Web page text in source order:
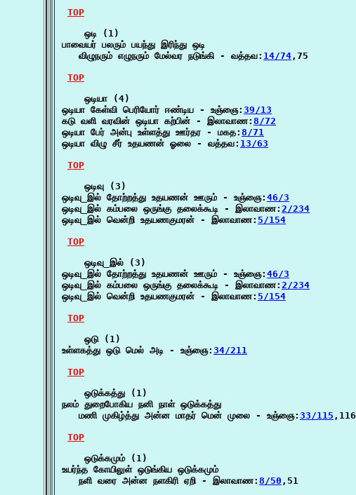
TOP
    ஒடி (1)
பாவையர் பலரும் பயந்து இரிந்து ஒடி
   விழுநரும் எழுநரும் மேல்வர நடுங்கி - வத்தவ:
14/74,75
TOP
    ஒடியா (4)
ஒடியா கேள்வி பெரியோர் ஈண்டிய - உஞ்ஞை: 39/13
கடு வளி வரவின் ஒடியா கற்பின் - இலாவாண: 8/72
ஒடியா பேர் அன்பு உள்ளத்து ஊர்தர - மகத: 8/71
ஒடியா விழு சீர் உதயணன் ஓலை - வத்தவ: 13/63
TOP
    ஒடிவு (3)
ஒடிவு_இல் தோற்றத்து உதயணன் ஊரும் - உஞ்ஞை: 46/3
ஒடிவு_இல் கம்பலை ஒருங்கு தலைக்கூடி - இலாவாண: 2/234
ஒடிவு_இல் வென்றி உதயணகுமரன் - இலாவாண: 5/154
TOP
    ஒடிவு_இல் (3)
ஒடிவு_இல் தோற்றத்து உதயணன் ஊரும் - உஞ்ஞை: 46/3
ஒடிவு_இல் கம்பலை ஒருங்கு தலைக்கூடி - இலாவாண: 2/234
ஒடிவு_இல் வென்றி உதயணகுமரன் - இலாவாண: 5/154
TOP
    ஒடு (1)
உள்ளகத்து ஒடு மெல் அடி - உஞ்ஞை: 34/211
TOP
    ஒடுக்கத்து (1)
நலம் துறைபோகிய நனி நாள் ஒடுக்கத்து
   மணி முகிழ்த்து அன்ன மாதர் மென் முலை - உஞ்ஞை:
33/115 ,116
TOP
    ஒடுக்கமும் (1)
உயர்ந்த கோயிலுள் ஒடுங்கிய ஒடுக்கமும்
   நளி வரை அன்ன நளகிரி ஏறி - இலாவாண:
8/50 ,51